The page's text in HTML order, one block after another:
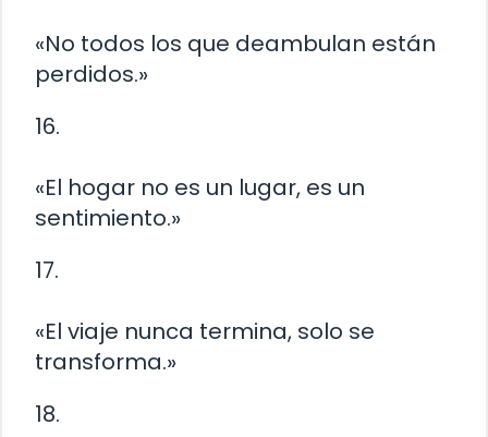
«No todos los que deambulan están
perdidos.»
16.
«El hogar no es un lugar, es un
sentimiento.»
17.
«El viaje nunca termina, solo se
transforma.»
18.